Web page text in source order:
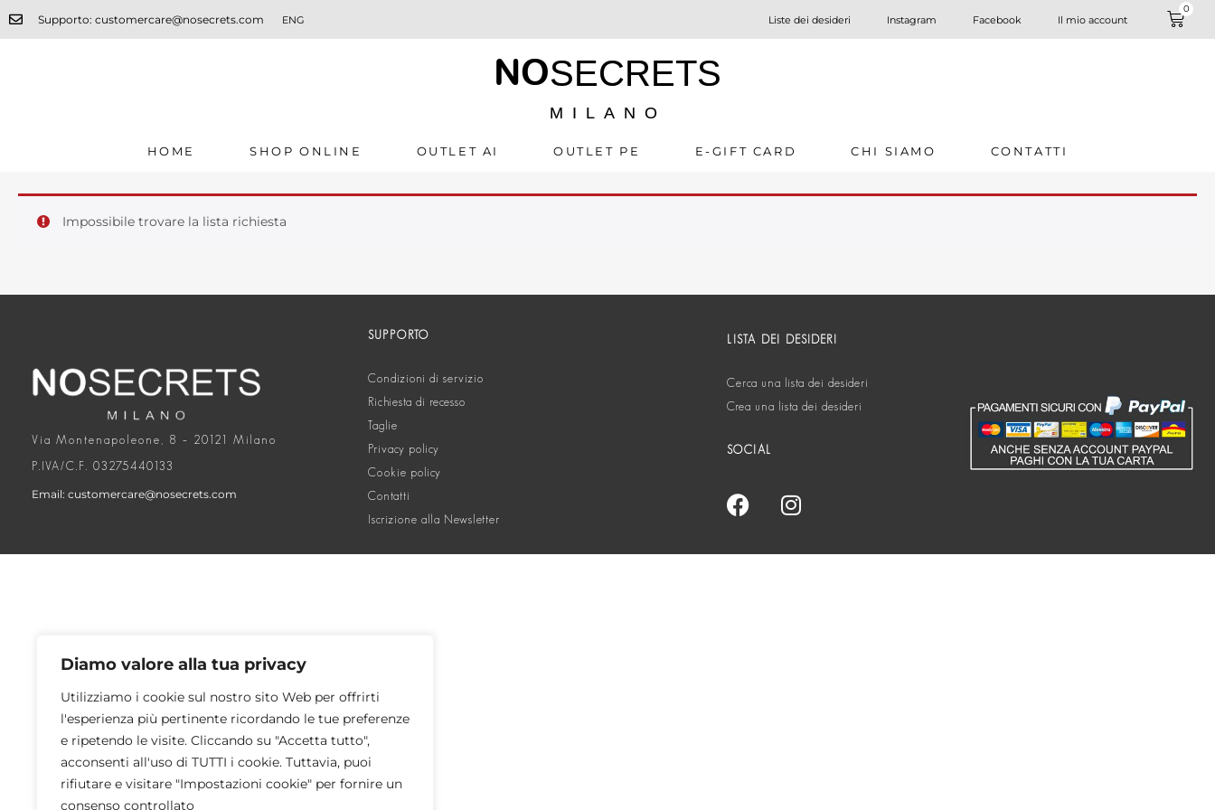
Diamo valore alla tua privacy
Utilizziamo i cookie sul nostro sito Web per offrirti
l'esperienza più pertinente ricordando le tue preferenze
e ripetendo le visite. Cliccando su "Accetta tutto",
acconsenti all'uso di TUTTI i cookie. Tuttavia, puoi
rifiutare e visitare "Impostazioni cookie" per fornire un
consenso controllato
Supporto: customercare@nosecrets.com ENG Liste dei desideri Instagram Facebook Il mio account
0
NOSECRETS
MILANO
HOME SHOP ONLINE OUTLET AI OUTLET PE E-GIFT CARD CHI SIAMO CONTATTI
Impossibile trovare la lista richiesta
Via Montenapoleone, 8 – 20121 Milano
P.IVA/C.F. 03275440133
Email: customercare@nosecrets.com
SUPPORTO
Condizioni di servizio
Richiesta di recesso
Taglie
Privacy policy
Cookie policy
Contatti
Iscrizione alla Newsletter
LISTA DEI DESIDERI
Cerca una lista dei desideri
Crea una lista dei desideri
SOCIAL